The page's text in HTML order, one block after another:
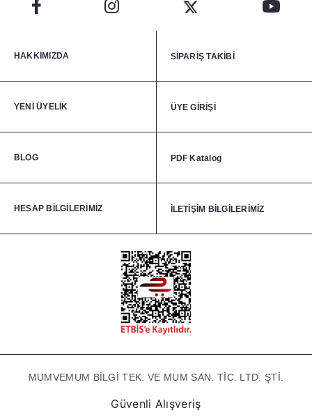
HAKKIMIZDA SİPARİŞ TAKİBİ
YENİ ÜYELİK ÜYE GİRİŞİ
BLOG PDF Katalog
HESAP BİLGİLERİMİZ İLETİŞİM BİLGİLERİMİZ
MUMVEMUM BİLGİ TEK. VE MUM SAN. TİC. LTD. ŞTİ.
Güvenli Alışveriş